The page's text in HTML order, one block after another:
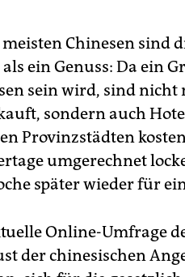
Chinesen sind
ein Genuss: Da ein
sein wird, sind
sondern auch
Provinzstädten
umgerechnet
später wieder für
Online-Umfrage
der chinesischen